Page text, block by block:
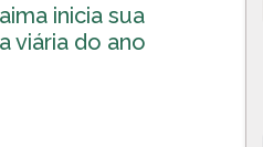
inicia sua
viária do ano